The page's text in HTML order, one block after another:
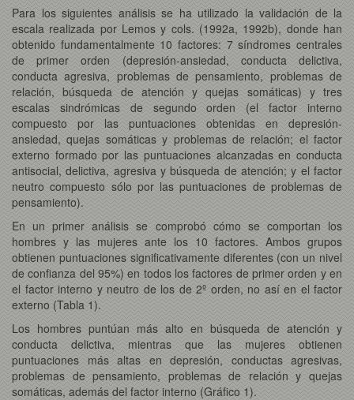
Para los siguientes análisis se ha utilizado la validación de la
escala realizada por Lemos y cols. (1992a, 1992b), donde han
obtenido fundamentalmente 10 factores: 7 síndromes centrales
de primer orden (depresión-ansiedad, conducta delictiva,
conducta agresiva, problemas de pensamiento, problemas de
relación, búsqueda de atención y quejas somáticas) y tres
escalas sindrómicas de segundo orden (el factor interno
compuesto por las puntuaciones obtenidas en depresión-
ansiedad, quejas somáticas y problemas de relación; el factor
externo formado por las puntuaciones alcanzadas en conducta
antisocial, delictiva, agresiva y búsqueda de atención; y el factor
neutro compuesto sólo por las puntuaciones de problemas de
pensamiento).
En un primer análisis se comprobó cómo se comportan los
hombres y las mujeres ante los 10 factores. Ambos grupos
obtienen puntuaciones significativamente diferentes (con un nivel
de confianza del 95%) en todos los factores de primer orden y en
el factor interno y neutro de los de 2º orden, no así en el factor
externo (Tabla 1).
Los hombres puntúan más alto en búsqueda de atención y
conducta delictiva, mientras que las mujeres obtienen
puntuaciones más altas en depresión, conductas agresivas,
problemas de pensamiento, problemas de relación y quejas
somáticas, además del factor interno (Gráfico 1).